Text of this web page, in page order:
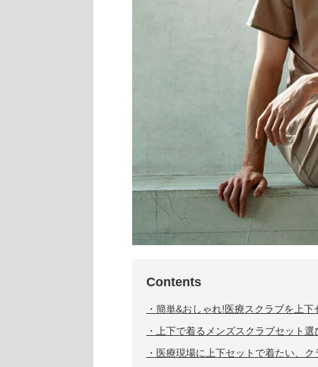
Contents
簡単&おしゃれ!医療スクラブを上下
上下で着るメンズスクラブセット
医療現場に上下セットで着たい、